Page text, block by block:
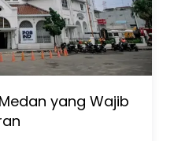
yang Wajib